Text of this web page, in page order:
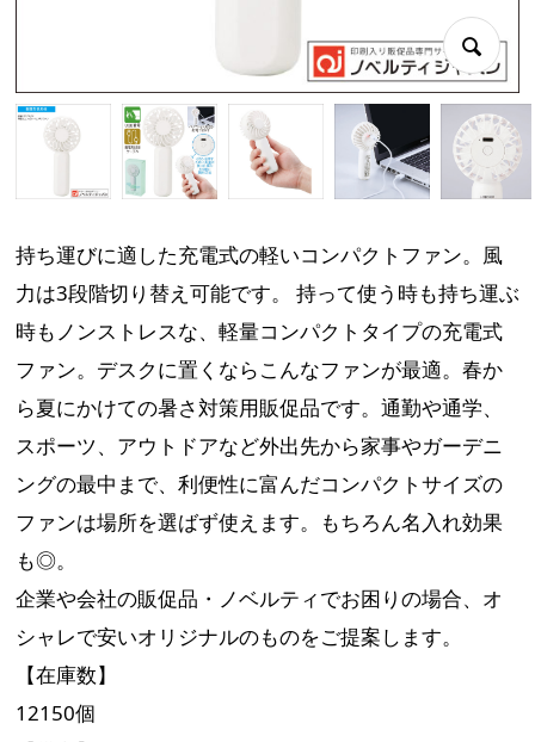
持ち運びに適した充電式の軽いコンパクトファン。風
力は3段階切り替え可能です。 持って使う時も持ち運ぶ
時もノンストレスな、軽量コンパクトタイプの充電式
ファン。デスクに置くならこんなファンが最適。春か
ら夏にかけての暑さ対策用販促品です。通勤や通学、
スポーツ、アウトドアなど外出先から家事やガーデニ
ングの最中まで、利便性に富んだコンパクトサイズの
ファンは場所を選ばず使えます。もちろん名入れ効果
も◎。
企業や会社の販促品・ノベルティでお困りの場合、オ
シャレで安いオリジナルのものをご提案します。
【在庫数】
12150個